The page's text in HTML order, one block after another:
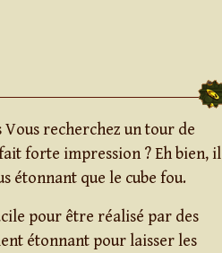
Vous recherchez un tour de
forte impression ? Eh bien, il
étonnant que le cube fou.
pour être réalisé par des
étonnant pour laisser les